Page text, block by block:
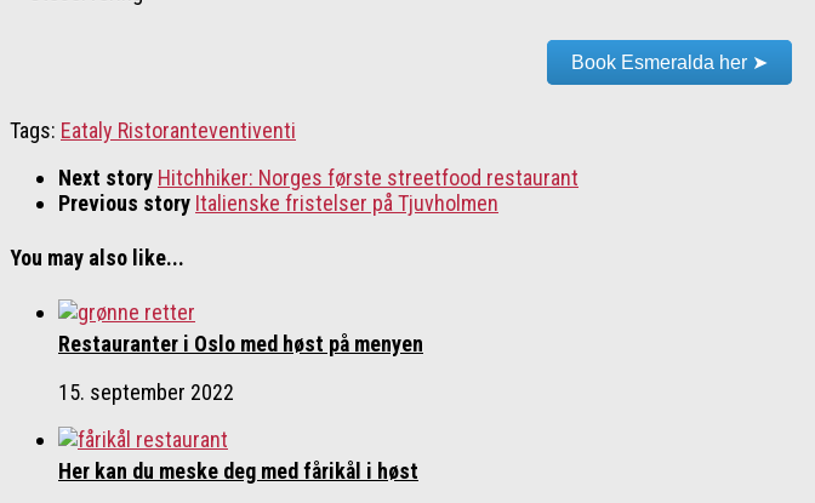
Book Esmeralda her ➤
Tags: Eataly Ristoranteventiventi
Next story Hitchhiker: Norges første streetfood restaurant
Previous story Italienske fristelser på Tjuvholmen
You may also like...
Restauranter i Oslo med høst på menyen
15. september 2022
Her kan du meske deg med fårikål i høst